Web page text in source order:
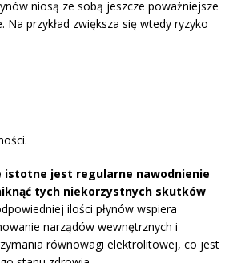
niosą ze sobą jeszcze poważniejsze
przykład zwiększa się wtedy ryzyko
istotne jest regularne nawodnienie
tych niekorzystnych skutków
ilości płynów wspiera
narządów wewnętrznych i
równowagi elektrolitowej, co jest